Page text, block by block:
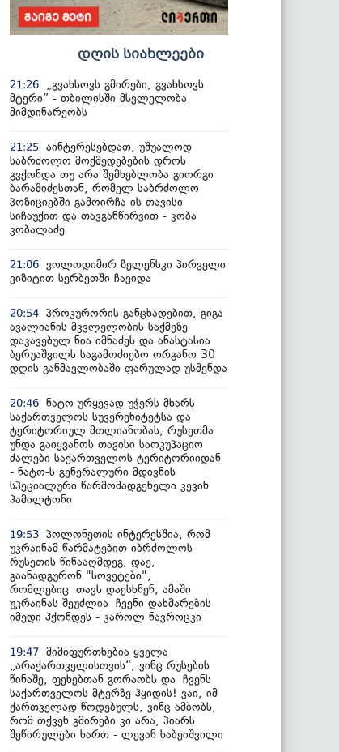
დღის სიახლეები
21:26
„გვახსოვს გმირები, გვახსოვს
მტერი” - თბილისში მსვლელობა
მიმდინარეობს
21:25 აინტერესებდათ, უშუალოდ
საბრძოლო მოქმედებების დროს
გვქონდა თუ არა შემხებლობა გიორგი
ბარამიძესთან, რომელ საბრძოლო
პოზიციებში გამოირჩა ის თავისი
სიჩაუქით და თავგანწირვით - კობა
კობალაძე
21:06 ვოლოდიმირ ზელენსკი პირველი
ვიზიტით სერბეთში ჩავიდა
20:54 პროკურორის განცხადებით, გიგა
ავალიანის მკვლელობის საქმეზე
დაკავებულ ნია იმნაძეს და ანასტასია
ბერუაშვილს საგამოძიებო ორგანო 30
დღის განმავლობაში ფარულად უსმენდა
20:46 ნატო ურყევად უჭერს მხარს
საქართველოს სუვერენიტეტსა და
ტერიტორიულ მთლიანობას, რუსეთმა
უნდა გაიყვანოს თავისი საოკუპაციო
ძალები საქართველოს ტერიტორიიდან
- ნატო-ს გენერალური მდივნის
სპეციალური წარმომადგენელი კევინ
ჰამილტონი
19:53 პოლონეთის ინტერესშია, რომ
უკრაინამ წარმატებით იბრძოლოს
რუსეთის წინააღმდეგ, დაე,
გაანადგურონ "სოვეტები",
რომლებიც თავს დაესხნენ, ამაში
უკრაინას შეუძლია ჩვენი დახმარების
იმედი ჰქონდეს - კაროლ ნავროცკი
19:47 მიმიფურთხებია ყველა
„არაქართველისთვის“, ვინც რუსების
წინაშე, ფეხებთან გორაობს და ჩვენს
საქართველოს მტერზე ჰყიდის! ვაი, იმ
ქართველად წოდებულს, ვინც ამბობს,
რომ თქვენ გმირები კი არა, პიარს
შეწირულები ხართ - ლევან ხაბეიშვილი